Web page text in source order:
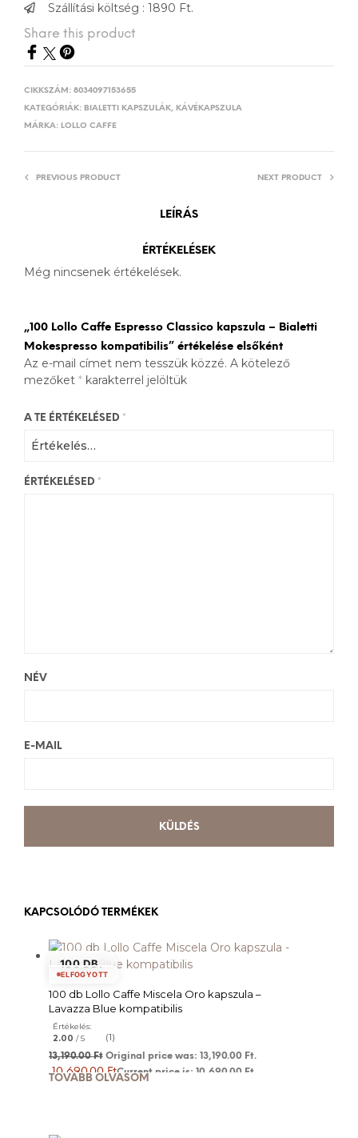
Szállítási költség : 1890 Ft.
Share this product
CIKKSZÁM: 8034097153655
KATEGÓRIÁK: BIALETTI KAPSZULÁK, KÁVÉKAPSZULA
MÁRKA: LOLLO CAFFE
PREVIOUS PRODUCT NEXT PRODUCT
LEÍRÁS
ÉRTÉKELÉSEK
Még nincsenek értékelések.
„100 Lollo Caffe Espresso Classico kapszula – Bialetti
Mokespresso kompatibilis” értékelése elsőként
Az e-mail címet nem tesszük közzé. A kötelező
mezőket * karakterrel jelöltük
A TE ÉRTÉKELÉSED *
ÉRTÉKELÉSED *
NÉV
E-MAIL
KAPCSOLÓDÓ TERMÉKEK
100 DB.
ELFOGYOTT
100 db Lollo Caffe Miscela Oro kapszula –
Lavazza Blue kompatibilis
Értékelés:
2.00 / 5 (1)
13,190.00Ft Original price was: 13,190.00 Ft.
10,690.00FtCurrent price is: 10,690.00 Ft.
TOVÁBB OLVASOM